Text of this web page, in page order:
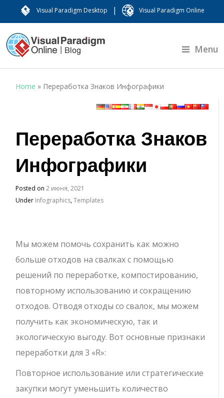
Visual Paradigm Desktop | Visual Paradigm Online
Menu
Home » Переработка Знаков Инфографики
Переработка Знаков
Инфографики
Posted on2 июня, 2021
Under Infographics,Templates
Мы можем помочь сохранить как можно
больше отходов на свалках с помощью
решений по переработке, компостированию,
повторному использованию и сокращению
отходов. Отводя отходы со свалок, мы можем
получить как экономическую, так и
экологическую выгоду. Вот основные признаки
переработки для 3 «R»:
Повторное использование или стратегические
закупки могут уменьшить количество